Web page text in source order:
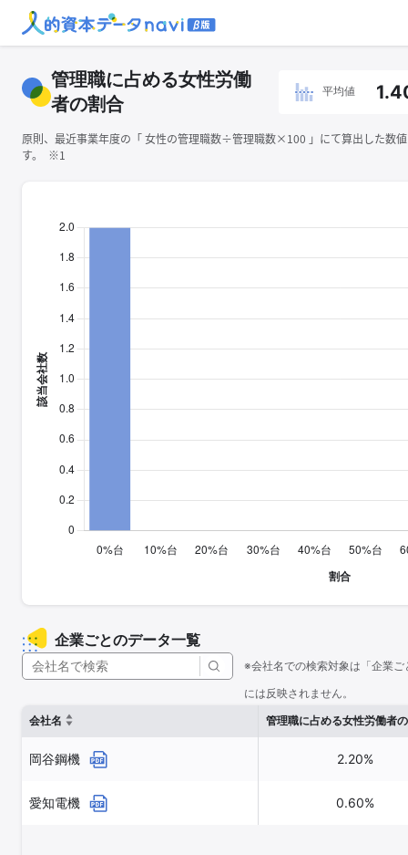
管理職に占める女性労働
者の割合
平均値
原則、最近事業年度の「 ⼥性の管理職数÷管理職数×100 」にて算出した数
す。 ※1
企業ごとのデータ一覧
※会社名での検索対象は「企業
には反映されません。
会社名
管理職に占める女性労働者
岡谷鋼機 2.20%
愛知電機 0.60%